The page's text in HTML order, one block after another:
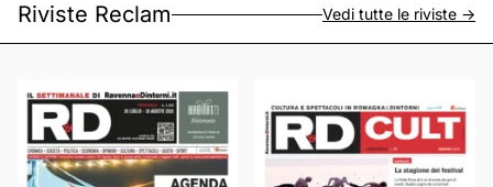
Riviste Reclam Vedi tutte le riviste ->